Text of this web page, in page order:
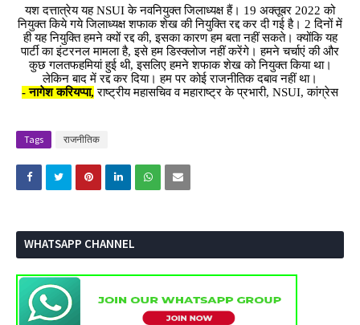
यश दत्तात्रेय यह NSUI के नवनियुक्त जिलाध्यक्ष हैं। 19 अक्तूबर 2022 को
नियुक्त किये गये जिलाध्यक्ष शफाक शेख की नियुक्ति रद्द कर दी गई है। 2 दिनों में
ही यह नियुक्ति हमने क्यों रद्द की, इसका कारण हम बता नहीं सकते। क्योंकि यह
पार्टी का इंटरनल मामला है, इसे हम डिस्क्लाेज नहीं करेंगे। हमने चर्चाएं की और
कुछ गलतफहमियां हुई थी, इसलिए हमने शफाक शेख को नियुक्त किया था।
लेकिन बाद में रद्द कर दिया। हम पर कोई राजनीतिक दबाव नहीं था।
- नागेश करियप्पा, राष्ट्रीय महासचिव व महाराष्ट्र के प्रभारी, NSUI, कांग्रेस
Tags राजनीतिक
WHATSAPP CHANNEL